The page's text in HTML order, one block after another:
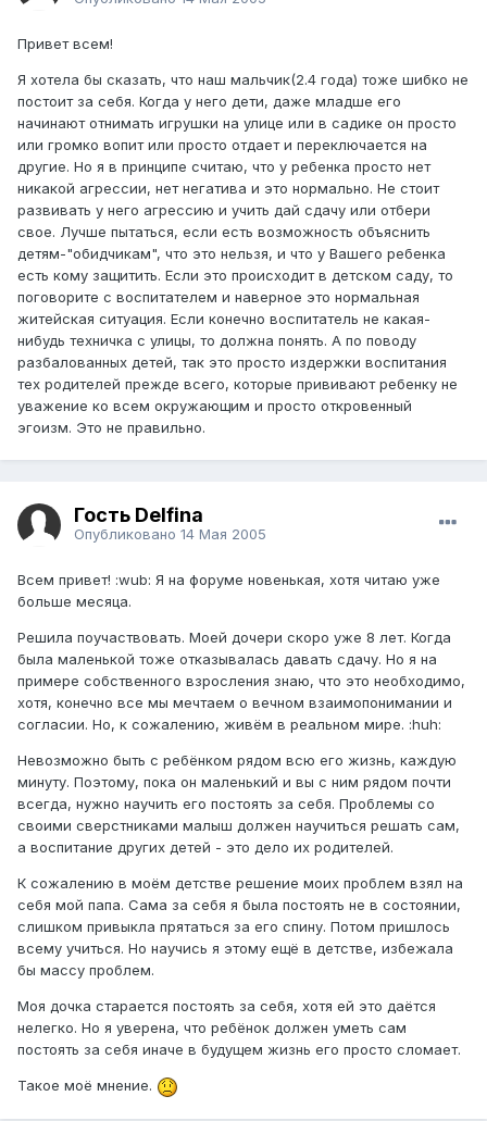
Привет всем!
Я хотела бы сказать, что наш мальчик(2.4 года) тоже шибко не
постоит за себя. Когда у него дети, даже младше его
начинают отнимать игрушки на улице или в садике он просто
или громко вопит или просто отдает и переключается на
другие. Но я в принципе считаю, что у ребенка просто нет
никакой агрессии, нет негатива и это нормально. Не стоит
развивать у него агрессию и учить дай сдачу или отбери
свое. Лучше пытаться, если есть возможность объяснить
детям-"обидчикам", что это нельзя, и что у Вашего ребенка
есть кому защитить. Если это происходит в детском саду, то
поговорите с воспитателем и наверное это нормальная
житейская ситуация. Если конечно воспитатель не какая-
нибудь техничка с улицы, то должна понять. А по поводу
разбалованных детей, так это просто издержки воспитания
тех родителей прежде всего, которые прививают ребенку не
уважение ко всем окружающим и просто откровенный
эгоизм. Это не правильно.
Гость Delfina
Опубликовано 14 Мая 2005
Всем привет! :wub: Я на форуме новенькая, хотя читаю уже
больше месяца.
Решила поучаствовать. Моей дочери скоро уже 8 лет. Когда
была маленькой тоже отказывалась давать сдачу. Но я на
примере собственного взросления знаю, что это необходимо,
хотя, конечно все мы мечтаем о вечном взаимопонимании и
согласии. Но, к сожалению, живём в реальном мире. :huh:
Невозможно быть с ребёнком рядом всю его жизнь, каждую
минуту. Поэтому, пока он маленький и вы с ним рядом почти
всегда, нужно научить его постоять за себя. Проблемы со
своими сверстниками малыш должен научиться решать сам,
а воспитание других детей - это дело их родителей.
К сожалению в моём детстве решение моих проблем взял на
себя мой папа. Сама за себя я была постоять не в состоянии,
слишком привыкла прятаться за его спину. Потом пришлось
всему учиться. Но научись я этому ещё в детстве, избежала
бы массу проблем.
Моя дочка старается постоять за себя, хотя ей это даётся
нелегко. Но я уверена, что ребёнок должен уметь сам
постоять за себя иначе в будущем жизнь его просто сломает.
Такое моё мнение.